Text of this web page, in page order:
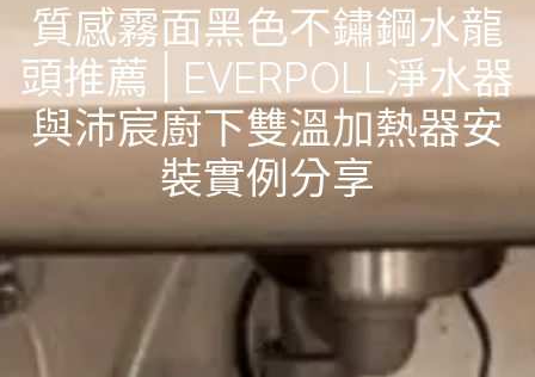
質感霧面黑色不鏽鋼水龍
頭推薦 | EVERPOLL淨水器
與沛宸廚下雙溫加熱器安
裝實例分享